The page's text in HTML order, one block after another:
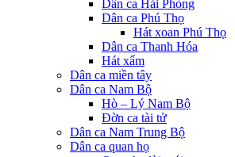
Dân ca Hải Phòng
Dân ca Phú Thọ
Hát xoan Phú Thọ
Dân ca Thanh Hóa
Hát xẩm
Dân ca miền tây
Dân ca Nam Bộ
Hò – Lý Nam Bộ
Đờn ca tài tử
Dân ca Nam Trung Bộ
Dân ca quan họ